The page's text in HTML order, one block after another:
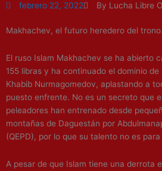
febrero 22, 2022 By Lucha Libre
Makhachev, el futuro heredero del trono.
El ruso Islam Makhachev se ha abierto
155 libras y ha continuado el dominio
Khabib Nurmagomedov, aplastando a
puesto enfrente. No es un secreto que
peleadores han entrenado desde
montañas de Daguestán por
(QEPD), por lo que su talento no es
A pesar de que Islam tiene una derrota